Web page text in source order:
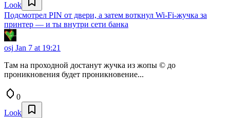
Look
Подсмотрел PIN от двери, а затем воткнул Wi-Fi-жучка за
принтер — и ты внутри сети банка
osj Jan 7 at 19:21
Там на проходной достанут жучка из жопы © до
проникновения будет проникновение...
0
Look